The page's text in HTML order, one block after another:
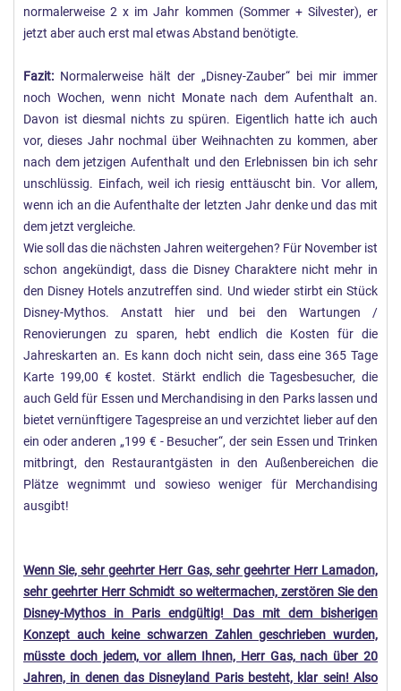
normalerweise 2 x im Jahr kommen (Sommer + Silvester), er
jetzt aber auch erst mal etwas Abstand benötigte.
Fazit: Normalerweise hält der „Disney-Zauber“ bei mir immer
noch Wochen, wenn nicht Monate nach dem Aufenthalt an.
Davon ist diesmal nichts zu spüren. Eigentlich hatte ich auch
vor, dieses Jahr nochmal über Weihnachten zu kommen, aber
nach dem jetzigen Aufenthalt und den Erlebnissen bin ich sehr
unschlüssig. Einfach, weil ich riesig enttäuscht bin. Vor allem,
wenn ich an die Aufenthalte der letzten Jahr denke und das mit
dem jetzt vergleiche.
Wie soll das die nächsten Jahren weitergehen? Für November ist
schon angekündigt, dass die Disney Charaktere nicht mehr in
den Disney Hotels anzutreffen sind. Und wieder stirbt ein Stück
Disney-Mythos. Anstatt hier und bei den Wartungen /
Renovierungen zu sparen, hebt endlich die Kosten für die
Jahreskarten an. Es kann doch nicht sein, dass eine 365 Tage
Karte 199,00 € kostet. Stärkt endlich die Tagesbesucher, die
auch Geld für Essen und Merchandising in den Parks lassen und
bietet vernünftigere Tagespreise an und verzichtet lieber auf den
ein oder anderen „199 € - Besucher“, der sein Essen und Trinken
mitbringt, den Restaurantgästen in den Außenbereichen die
Plätze wegnimmt und sowieso weniger für Merchandising
ausgibt!
Wenn Sie, sehr geehrter Herr Gas, sehr geehrter Herr Lamadon,
sehr geehrter Herr Schmidt so weitermachen, zerstören Sie den
Disney-Mythos in Paris endgültig! Das mit dem bisherigen
Konzept auch keine schwarzen Zahlen geschrieben wurden,
müsste doch jedem, vor allem Ihnen, Herr Gas, nach über 20
Jahren, in denen das Disneyland Paris besteht, klar sein! Also